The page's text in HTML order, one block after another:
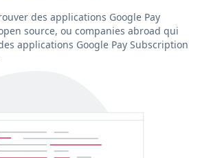
des applications Google Pay
source, ou companies abroad qui
applications Google Pay Subscription